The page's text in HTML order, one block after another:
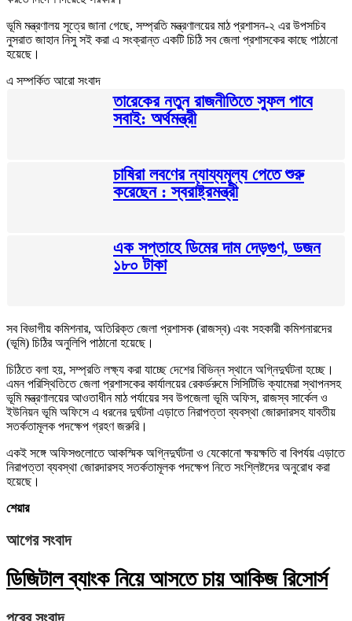
ভূমি মন্ত্রণালয় সূত্রে জানা গেছে, সম্প্রতি মন্ত্রণালয়ের মাঠ প্রশাসন-২ এর উপসচিব
নুসরাত জাহান নিসু সই করা এ সংক্রান্ত একটি চিঠি সব জেলা প্রশাসকের কাছে পাঠানো
হয়েছে।
এ সম্পর্কিত আরো সংবাদ
তারেকের নতুন রাজনীতিতে সুফল পাবে
সবাই: অর্থমন্ত্রী
চাষিরা লবণের ন্যায্যমূল্য পেতে শুরু
করেছেন : স্বরাষ্ট্রমন্ত্রী
এক সপ্তাহে ডিমের দাম দেড়গুণ, ডজন
১৮০ টাকা
সব বিভাগীয় কমিশনার, অতিরিক্ত জেলা প্রশাসক (রাজস্ব) এবং সহকারী কমিশনারদের
(ভূমি) চিঠির অনুলিপি পাঠানো হয়েছে।
চিঠিতে বলা হয়, সম্প্রতি লক্ষ্য করা যাচ্ছে দেশের বিভিন্ন স্থানে অগ্নিদুর্ঘটনা হচ্ছে।
এমন পরিস্থিতিতে জেলা প্রশাসকের কার্যালয়ের রেকর্ডরুমে সিসিটিভি ক্যামেরা স্থাপনসহ
ভূমি মন্ত্রণালয়ের আওতাধীন মাঠ পর্যায়ের সব উপজেলা ভূমি অফিস, রাজস্ব সার্কেল ও
ইউনিয়ন ভূমি অফিসে এ ধরনের দুর্ঘটনা এড়াতে নিরাপত্তা ব্যবস্থা জোরদারসহ যাবতীয়
সতর্কতামূলক পদক্ষেপ গ্রহণ জরুরি।
একই সঙ্গে অফিসগুলোতে আকস্মিক অগ্নিদুর্ঘটনা ও যেকোনো ক্ষয়ক্ষতি বা বিপর্যয় এড়াতে
নিরাপত্তা ব্যবস্থা জোরদারসহ সতর্কতামূলক পদক্ষেপ নিতে সংশ্লিষ্টদের অনুরোধ করা
হয়েছে।
শেয়ার
আগের সংবাদ
ডিজিটাল ব্যাংক নিয়ে আসতে চায় আকিজ রিসোর্স